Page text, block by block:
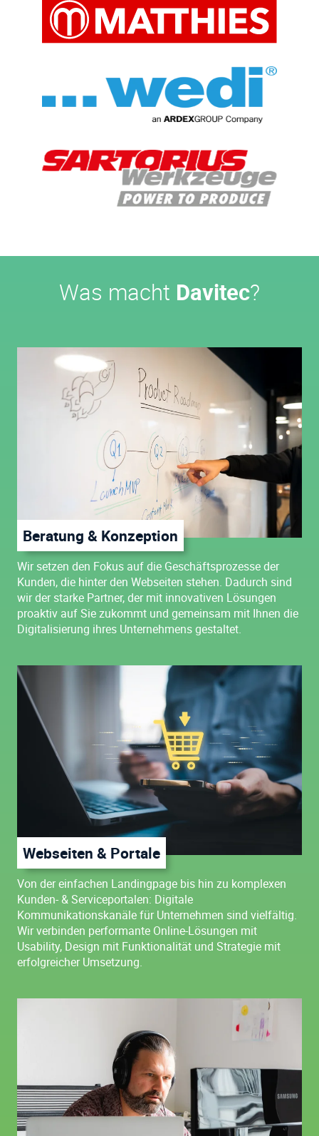
Was macht Davitec?
Beratung & Konzeption
Wir setzen den Fokus auf die Geschäftsprozesse der
Kunden, die hinter den Webseiten stehen. Dadurch sind
wir der starke Partner, der mit innovativen Lösungen
proaktiv auf Sie zukommt und gemeinsam mit Ihnen die
Digitalisierung ihres Unternehmens gestaltet.
Webseiten & Portale
Von der einfachen Landingpage bis hin zu komplexen
Kunden- & Serviceportalen: Digitale
Kommunikationskanäle für Unternehmen sind vielfältig.
Wir verbinden performante Online-Lösungen mit
Usability, Design mit Funktionalität und Strategie mit
erfolgreicher Umsetzung.